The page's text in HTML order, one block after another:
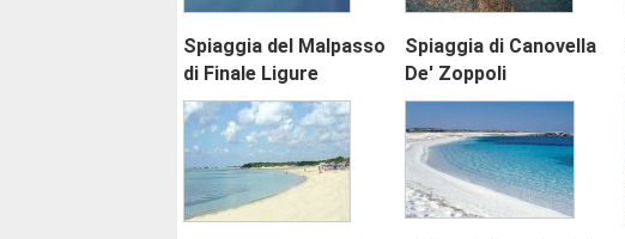
Spiaggia del Malpasso
di Finale Ligure
Spiaggia di Canovella
De' Zoppoli